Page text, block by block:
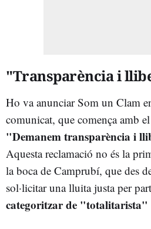
"Transparència i
Ho va anunciar Som un Clam
comunicat, que comença amb
"Demanem transparència i
Aquesta reclamació no és la
la boca de Camprubí, que des
sol·licitar una lluita justa per
categoritzar de